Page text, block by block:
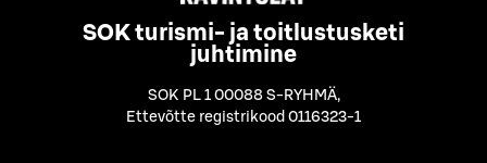
SOK turismi- ja toitlustusketi
juhtimine
SOK PL 1 00088 S-RYHMÄ,
Ettevõtte registrikood 0116323-1